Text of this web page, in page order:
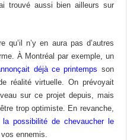
trouvé aussi bien ailleurs sur
n’y en aura pas d’autres
À Montréal par exemple, un
déjà ce printemps son
réalité virtuelle. On prévoyait
sur ce projet depuis, mais
trop optimiste. En revanche,
possibilité de chevaucher le
ennemis.